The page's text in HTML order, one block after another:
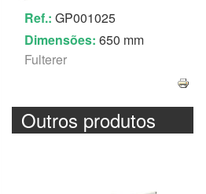
Ref.: GP001025
Dimensões: 650 mm
Fulterer
Outros produtos